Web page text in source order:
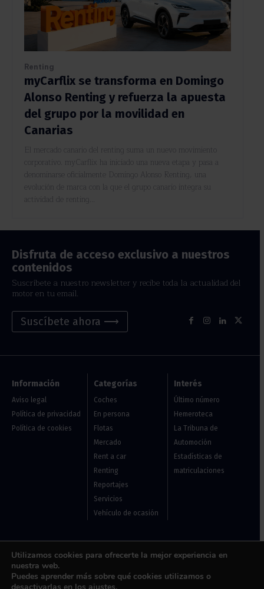
Renting
myCarflix se transforma en Domingo
Alonso Renting y refuerza la apuesta
del grupo por la movilidad en
Canarias
El mercado canario del renting suma un nuevo movimiento
corporativo. myCarflix ha iniciado una nueva etapa y pasa a
denominarse oficialmente Domingo Alonso Renting, una
evolución de marca con la que el grupo canario integra su
actividad de renting...
Disfruta de acceso exclusivo a nuestros
contenidos
Suscríbete a nuestro newsletter y recibe toda la actualidad del
motor en tu email.
Suscíbete ahora ⟶
Información
Aviso legal
Política de privacidad
Política de cookies
Categorías
Coches
En persona
Flotas
Mercado
Rent a car
Renting
Reportajes
Servicios
Vehículo de ocasión
Interés
Último número
Hemeroteca
La Tribuna de
Automoción
Estadísticas de
matriculaciones
Acceder
Utilizamos cookies para ofrecerte la mejor experiencia en
nuestra web.
Puedes aprender más sobre qué cookies utilizamos o